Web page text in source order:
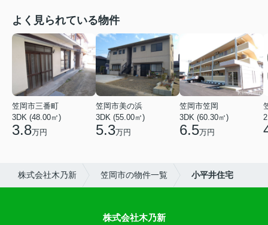
よく見られている物件
笠岡市三番町
3DK (48.00㎡)
3.8万円
笠岡市美の浜
3DK (55.00㎡)
5.3万円
笠岡市笠岡
3DK (60.30㎡)
6.5万円
株式会社木乃新 笠岡市の物件一覧 小平井住宅
株式会社木乃新